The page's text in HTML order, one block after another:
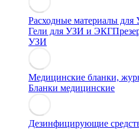
Расходные материалы
Гели для УЗИ и ЭКГ
УЗИ
Медицинские бланки,
Бланки медицинские
Дезинфицирующие